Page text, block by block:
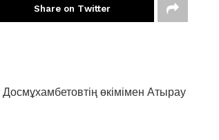
Share on Twitter
Досмұхамбетовтің өкімімен Атырау